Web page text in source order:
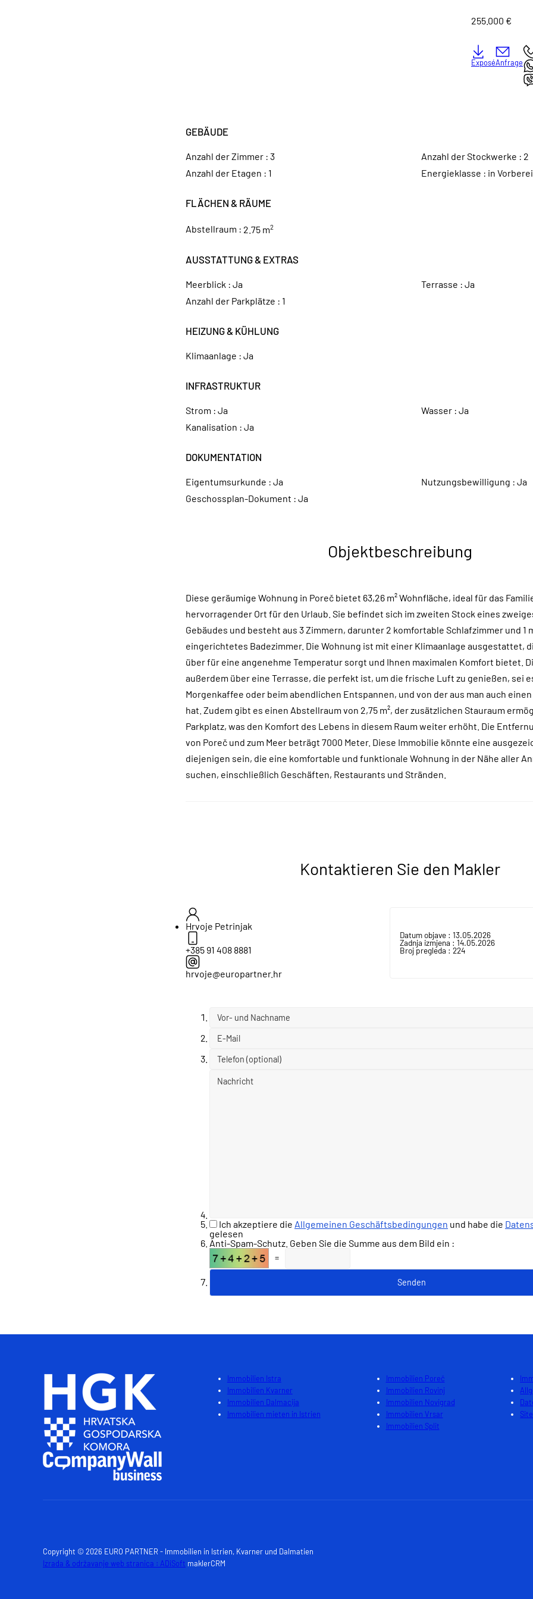
255.000 €
ExposéAnfrage
GEBÄUDE
Anzahl der Zimmer : 3 Anzahl der Stockwerke : 2
Anzahl der Etagen : 1 Energieklasse : in
FLÄCHEN & RÄUME
Abstellraum : 2.75 m2
AUSSTATTUNG & EXTRAS
Meerblick : Ja Terrasse : Ja
Anzahl der Parkplätze : 1
HEIZUNG & KÜHLUNG
Klimaanlage : Ja
INFRASTRUKTUR
Strom : Ja Wasser : Ja
Kanalisation : Ja
DOKUMENTATION
Eigentumsurkunde : Ja Nutzungsbewilligung : Ja
Geschossplan-Dokument : Ja
Objektbeschreibung
Diese geräumige Wohnung in Poreč bietet 63,26 m² Wohnfläche, ideal für das
hervorragender Ort für den Urlaub. Sie befindet sich im zweiten Stock eines
Gebäudes und besteht aus 3 Zimmern, darunter 2 komfortable Schlafzimmer und 1
eingerichtetes Badezimmer. Die Wohnung ist mit einer Klimaanlage ausgestattet,
über für eine angenehme Temperatur sorgt und Ihnen maximalen Komfort bietet.
außerdem über eine Terrasse, die perfekt ist, um die frische Luft zu genießen, sei
Morgenkaffee oder beim abendlichen Entspannen, und von der aus man auch
hat. Zudem gibt es einen Abstellraum von 2,75 m², der zusätzlichen Stauraum
Parkplatz, was den Komfort des Lebens in diesem Raum weiter erhöht. Die
von Poreč und zum Meer beträgt 7000 Meter. Diese Immobilie könnte eine
diejenigen sein, die eine komfortable und funktionale Wohnung in der Nähe aller
suchen, einschließlich Geschäften, Restaurants und Stränden.
Kontaktieren Sie den Makler
Hrvoje Petrinjak
+385 91 408 8881
hrvoje@europartner.hr
Datum objave : 13.05.2026
Zadnja izmjena : 14.05.2026
Broj pregleda : 224
Ich akzeptiere die Allgemeinen Geschäftsbedingungen und habe die
gelesen
Anti-Spam-Schutz. Geben Sie die Summe aus dem Bild ein :
=
Immobilien Istra
Immobilien Kvarner
Immobilien Dalmacija
Immobilien mieten in Istrien
Immobilien Poreč
Immobilien Rovinj
Immobilien Novigrad
Immobilien Vrsar
Immobilien Split
Copyright © 2026 EURO PARTNER - Immobilien in Istrien, Kvarner und Dalmatien
Izrada & održavanje web stranica : ADiSoft maklerCRM